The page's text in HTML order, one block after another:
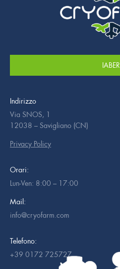
IABER
Indirizzo
Via SNOS, 1
12038 – Savigliano (CN)
Privacy Policy
Orari:
Lun-Ven: 8:00 – 17:00
Mail:
info@cryofarm.com
Telefono:
+39 0172 725727